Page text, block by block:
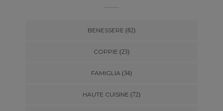
BENESSERE (82)
COPPIE (23)
FAMIGLIA (34)
HAUTE CUISINE (72)